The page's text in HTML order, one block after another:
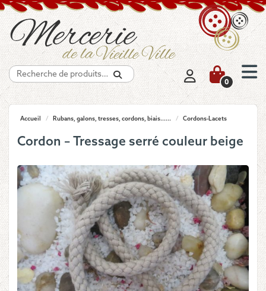
Recherche
0
Accueil / Rubans, galons, tresses, cordons, biais...... / Cordons-Lacets
Cordon – Tressage serré couleur beige